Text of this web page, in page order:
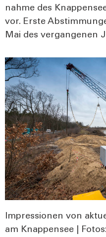
nah­me des
vor. Ers­te
Mai des ver­gan­ge­nen
Impres­sio­nen von
am Knap­pen­see |